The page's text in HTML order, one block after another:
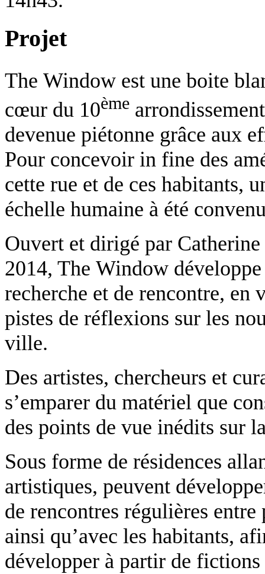
Projet
The Window est une boite
cœur du 10ème
devenue piétonne grâce aux
Pour concevoir in fine des
cette rue et de ces habitants,
échelle humaine à été
Ouvert et dirigé par
2014, The Window
recherche et de rencontre, en
pistes de réflexions sur les
ville.
Des artistes, chercheurs et
s’emparer du matériel que
des points de vue inédits sur
Sous forme de résidences
artistiques, peuvent
de rencontres régulières
ainsi qu’avec les habitants,
développer à partir de